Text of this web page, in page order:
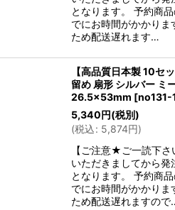
となります。 予約商
でにお時間がかかり
ため配送遅れます…
【高品質日本製 10
留め 扇形 シルバー
26.5×53mm [no131-
5,340円(税別)
(税込: 5,874円)
【ご注意★ご一読下
いただきましてから発
となります。 予約商
でにお時間がかかり
ため配送遅れますので